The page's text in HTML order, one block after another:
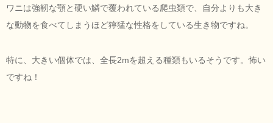
ワニは強靭な顎と硬い鱗で覆われている爬虫類で、自分よりも大き
な動物を食べてしまうほど獰猛な性格をしている生き物ですね。
特に、大きい個体では、全長2mを超える種類もいるそうです。怖い
ですね！